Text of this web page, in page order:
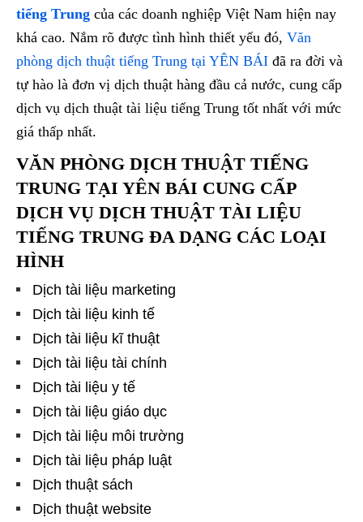
tiếng Trung của các doanh nghiệp Việt Nam hiện nay
khá cao. Nắm rõ được tình hình thiết yếu đó, Văn
phòng dịch thuật tiếng Trung tại YÊN BÁI đã ra đời và
tự hào là đơn vị dịch thuật hàng đầu cả nước, cung cấp
dịch vụ dịch thuật tài liệu tiếng Trung tốt nhất với mức
giá thấp nhất.
VĂN PHÒNG DỊCH THUẬT TIẾNG
TRUNG TẠI YÊN BÁI CUNG CẤP
DỊCH VỤ DỊCH THUẬT TÀI LIỆU
TIẾNG TRUNG ĐA DẠNG CÁC LOẠI
HÌNH
Dịch tài liệu marketing
Dịch tài liệu kinh tế
Dịch tài liệu kĩ thuật
Dịch tài liệu tài chính
Dịch tài liệu y tế
Dịch tài liệu giáo dục
Dịch tài liệu môi trường
Dịch tài liệu pháp luật
Dịch thuật sách
Dịch thuật website